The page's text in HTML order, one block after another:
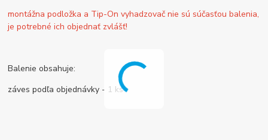
montážna podložka a Tip-On vyhadzovač nie sú súčasťou balenia,
je potrebné ich objednať zvlášť!
Balenie obsahuje:
záves podľa objednávky - 1 ks